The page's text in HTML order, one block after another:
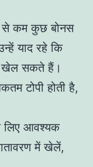
से कम कुछ बोनस
याद रहे कि
खेल सकते हैं।
टोपी होती है,
लिए आवश्यक
में खेलें,